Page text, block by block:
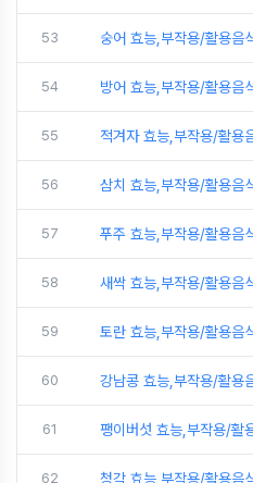
53 숭어 효능,부작용/활용음
54 방어 효능,부작용/활용음
55 적겨자 효능,부작용/활용
56 삼치 효능,부작용/활용음
57 푸주 효능,부작용/활용음
58 새싹 효능,부작용/활용음
59 토란 효능,부작용/활용음
60 강남콩 효능,부작용/활용
61 팽이버섯 효능,부작용/활
62 청각 효능,부작용/활용음